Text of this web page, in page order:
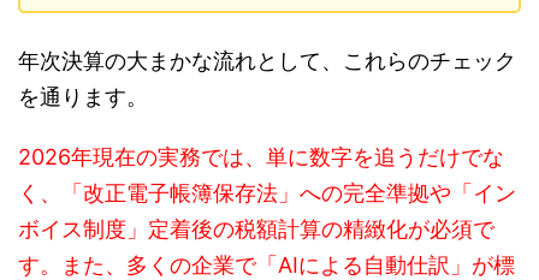
年次決算の大まかな流れとして、これらのチェック
を通ります。
2026年現在の実務では、単に数字を追うだけでな
く、「改正電子帳簿保存法」への完全準拠や「イン
ボイス制度」定着後の税額計算の精緻化が必須で
す。また、多くの企業で「AIによる自動仕訳」が標